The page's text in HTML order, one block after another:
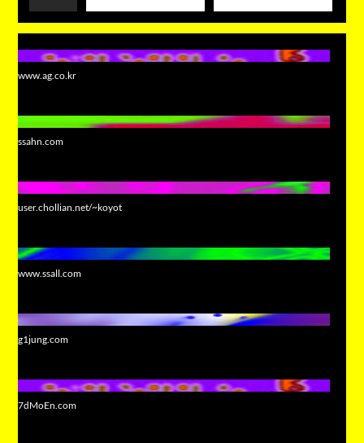
www.ag.co.kr
ssahn.com
user.chollian.net/~koyot
www.ssall.com
g1jung.com
7dMoEn.com